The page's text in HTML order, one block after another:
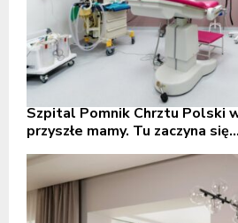
Szpital Pomnik Chrztu Polski
przyszłe mamy. Tu zaczyna się...